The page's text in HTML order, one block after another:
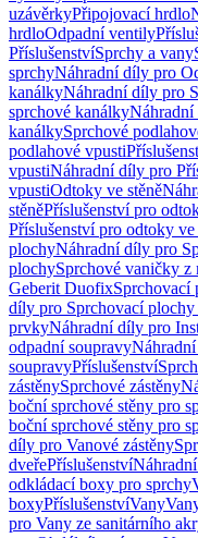
uzávěrkyPřipojovací hrdlo
hrdloOdpadní ventily
PříslušenstvíSprchy a vany
sprchyNáhradní díly pro
kanálkyNáhradní díly pro
sprchové kanálkyNáhradní
kanálkySprchové
podlahové vpusti
vpustiNáhradní díly pro
vpustiOdtoky ve stěně
stěněPříslušenství pro
Příslušenství pro odtoky ve
plochyNáhradní díly pro
plochySprchové vaničky z
Geberit DuofixSprchovací
díly pro Sprchovací
prvkyNáhradní díly pro
odpadní soupravy
soupravyPříslušenství
zástěnySprchové zástěny
boční sprchové stěny pro
boční sprchové stěny pro
díly pro Vanové zástěny
dveřePříslušenství
odkládací boxy pro sprchy
boxyPříslušenstvíVany
pro Vany ze sanitárního